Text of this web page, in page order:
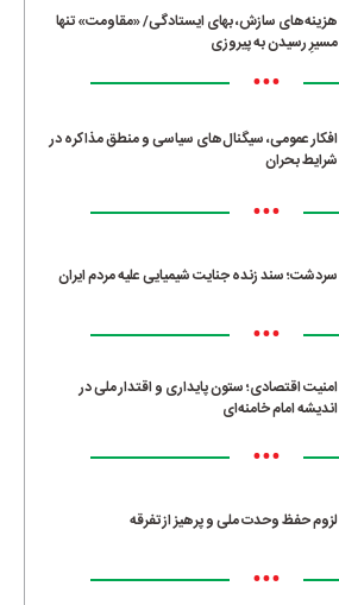
هزینه‌های سازش، بهای ایستادگی/ «مقاومت» تنها
مسیرِ رسیدن به پیروزی
•••
افکار عمومی، سیگنال‌های سیاسی و منطق مذاکره در
شرایط بحران
•••
سردشت؛ سند زنده جنایت شیمیایی علیه مردم ایران
•••
امنیت اقتصادی؛ ستون پایداری و اقتدار ملی در
اندیشه امام خامنه‌ای
•••
لزوم حفظ وحدت ملی و پرهیز از تفرقه
•••